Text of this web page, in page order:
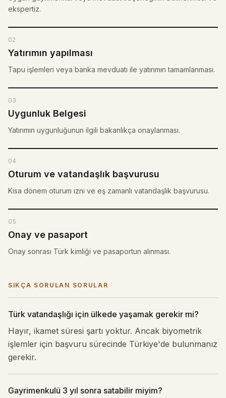
ekspertiz.
02
Yatırımın yapılması
Tapu işlemleri veya banka mevduatı ile yatırımın tamamlanması.
03
Uygunluk Belgesi
Yatırımın uygunluğunun ilgili bakanlıkça onaylanması.
04
Oturum ve vatandaşlık başvurusu
Kısa dönem oturum izni ve eş zamanlı vatandaşlık başvurusu.
05
Onay ve pasaport
Onay sonrası Türk kimliği ve pasaportun alınması.
SIKÇA SORULAN SORULAR
Türk vatandaşlığı için ülkede yaşamak gerekir mi?
Hayır, ikamet süresi şartı yoktur. Ancak biyometrik
işlemler için başvuru sürecinde Türkiye'de bulunmanız
gerekir.
Gayrimenkulü 3 yıl sonra satabilir miyim?